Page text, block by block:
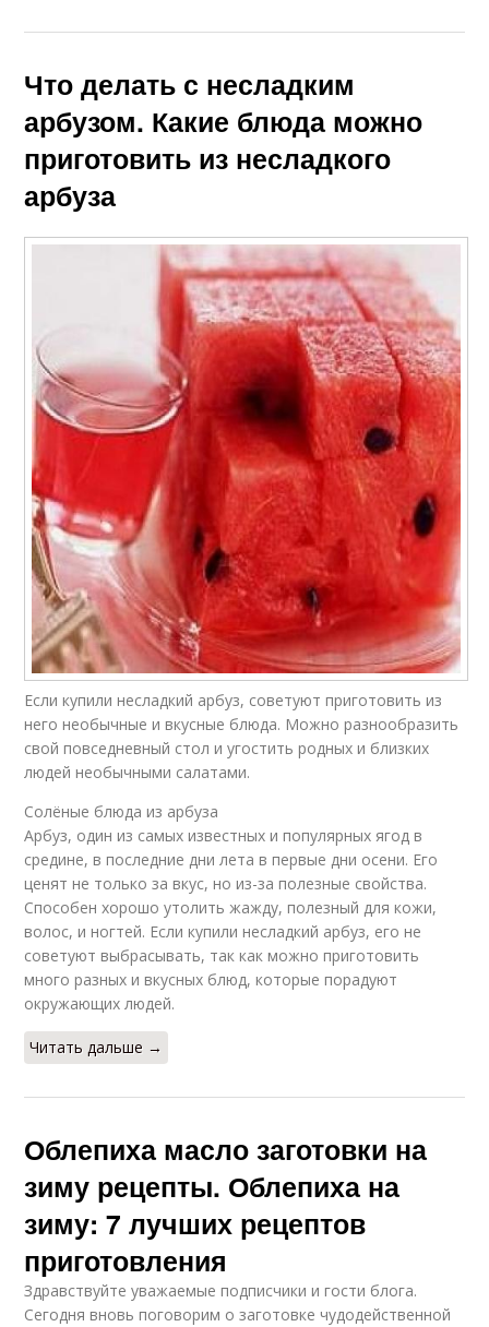
Что делать с несладким
арбузом. Какие блюда можно
приготовить из несладкого
арбуза
Если купили несладкий арбуз, советуют приготовить из
него необычные и вкусные блюда. Можно разнообразить
свой повседневный стол и угостить родных и близких
людей необычными салатами.
Солёные блюда из арбуза
Арбуз, один из самых известных и популярных ягод в
средине, в последние дни лета в первые дни осени. Его
ценят не только за вкус, но из-за полезные свойства.
Способен хорошо утолить жажду, полезный для кожи,
волос, и ногтей. Если купили несладкий арбуз, его не
советуют выбрасывать, так как можно приготовить
много разных и вкусных блюд, которые порадуют
окружающих людей.
Читать дальше →
Облепиха масло заготовки на
зиму рецепты. Облепиха на
зиму: 7 лучших рецептов
приготовления
Здравствуйте уважаемые подписчики и гости блога.
Сегодня вновь поговорим о заготовке чудодейственной